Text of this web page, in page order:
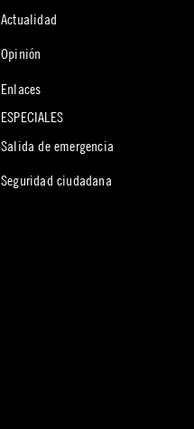
Actualidad
Opinión
Enlaces
ESPECIALES
Salida de emergencia
Seguridad ciudadana